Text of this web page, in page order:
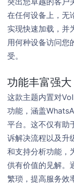
在任何设备上，无
实现快速加载，并
用何种设备访问您
受。
功能丰富强大
这款主题内置对
功能，涵盖
平台。这不仅有助
诉解决流程以及升
和支持分析功能，
供有价值的见解。
繁琐，提高服务效